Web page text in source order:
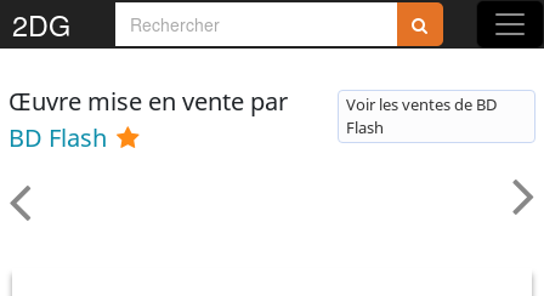
2DG
Œuvre mise en vente par
BD Flash
Voir les ventes de BD
Flash